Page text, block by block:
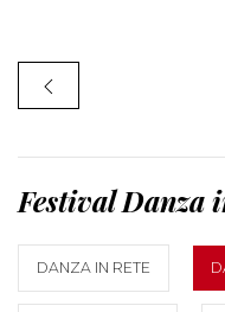
Festival Danza
DANZA IN RETE